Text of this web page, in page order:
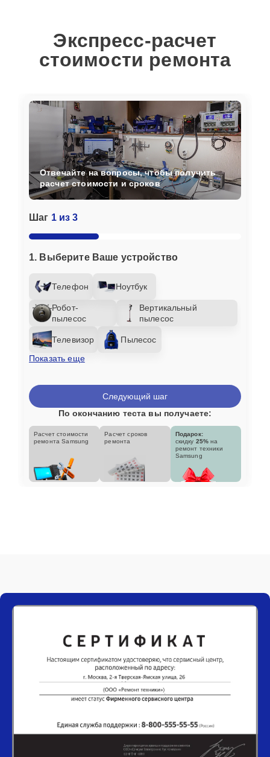
Экспресс-расчет
стоимости ремонта
Шаг 1 из 3
1. Выберите Ваше устройство
Телефон Ноутбук
Робот-
пылесос
Вертикальный
пылесос
Телевизор
Пылесос
Показать еще
Отвечайте на вопросы, чтобы получить
расчет стоимости и сроков
Следующий шаг
По окончанию теста вы получаете:
Расчет стоимости
ремонта Samsung
Расчет сроков
ремонта
Подарок:
скидку 25% на
ремонт техники
Samsung